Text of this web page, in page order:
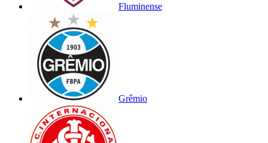
Fluminense
Grêmio